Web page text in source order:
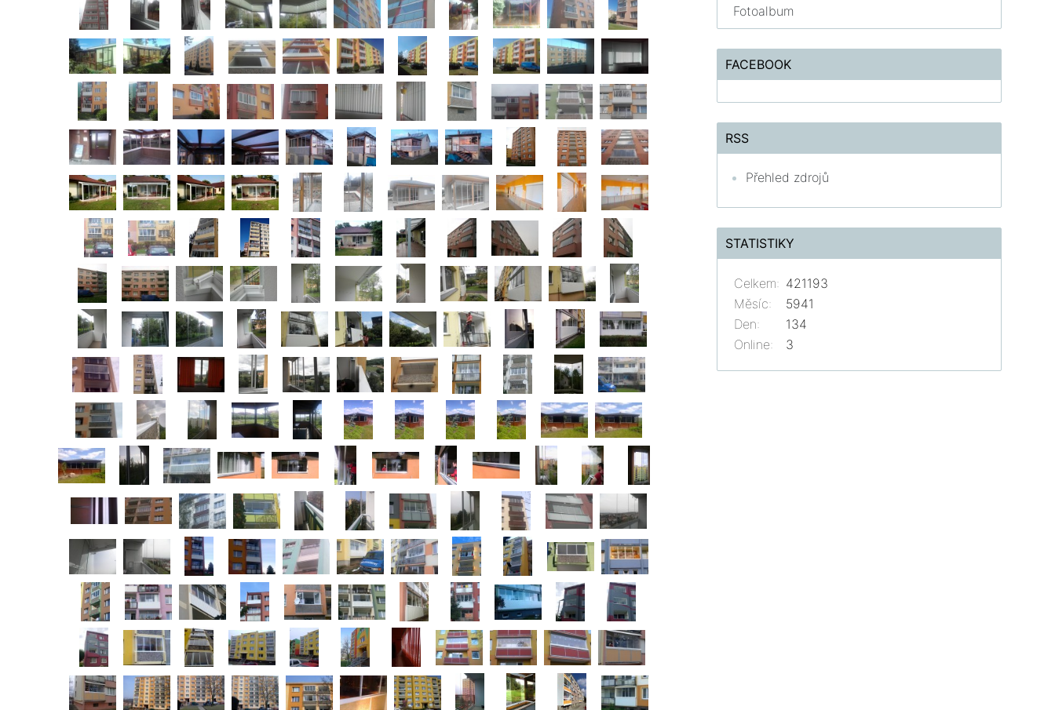
Fotoalbum
FACEBOOK
RSS
Přehled zdrojů
STATISTIKY
Online: 3
Celkem: 421193
Měsíc:
5941
Den:
134